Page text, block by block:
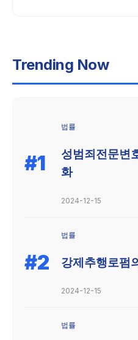
The
next
Trending Now
#1
법률
성범죄전문변
화
2024-12-15
#2
법률
강제추행로펌
2024-12-15
법률